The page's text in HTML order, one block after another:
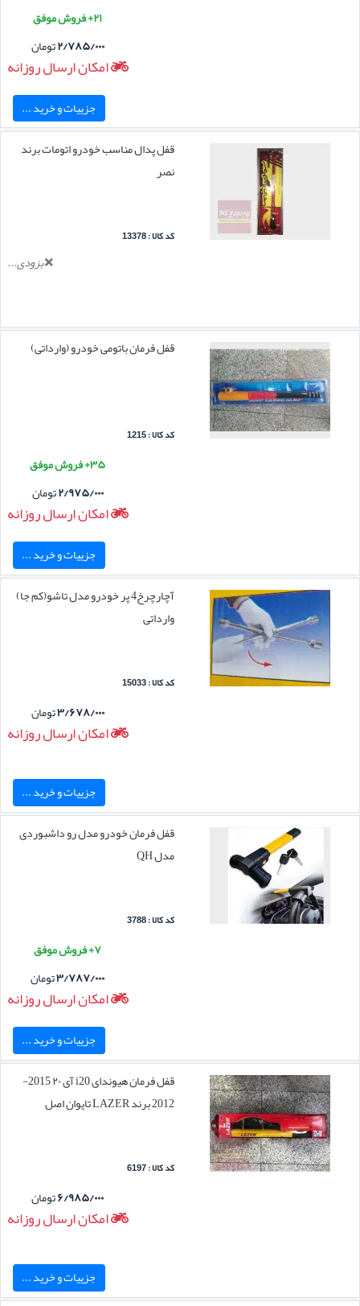
۲۱+ فروش موفق
۲/۷۸۵/۰۰۰تومان
امکان ارسال روزانه
جزییات و خرید ...
قفل پدال مناسب خودرو اتومات برند
نصر
کد کالا : 13378
بزودی...
قفل فرمان باتومی خودرو (وارداتی)
کد کالا : 1215
۳۵+ فروش موفق
۲/۹۷۵/۰۰۰تومان
امکان ارسال روزانه
جزییات و خرید ...
آچارچرخ4 پر خودرو مدل تاشو(کم جا)
وارداتی
کد کالا : 15033
۳/۶۷۸/۰۰۰تومان
امکان ارسال روزانه
جزییات و خرید ...
قفل فرمان خودرو مدل رو داشبوردی
مدل QH
کد کالا : 3788
۷+ فروش موفق
۳/۷۸۷/۰۰۰تومان
امکان ارسال روزانه
جزییات و خرید ...
قفل فرمان هیوندای i20 آی ۲۰ 2015-
2012 برند LAZER تایوان اصل
کد کالا : 6197
۶/۹۸۵/۰۰۰تومان
امکان ارسال روزانه
جزییات و خرید ...